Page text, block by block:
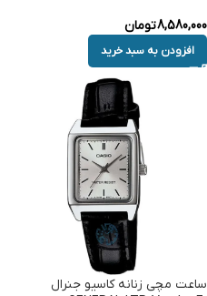
8,580,000تومان
افزودن به سبد خرید
ساعت مچی زنانه کاسیو جنرال